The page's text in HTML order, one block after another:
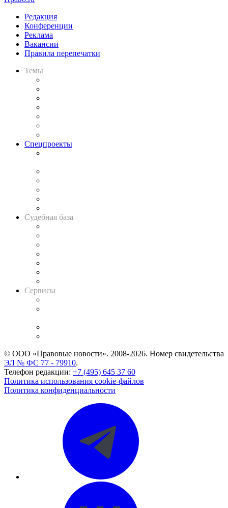
Редакция
Конференции
Реклама
Вакансии
Правила перепечатки
Темы
Спецпроекты
Судебная база
Сервисы
© ООО «Правовые новости». 2008-2026. Номер свидетельства
ЭЛ № ФС 77 - 79910.
Телефон редакции: +7 (495) 645 37 60
Политика использования cookie-файлов
Политика конфиденциальности